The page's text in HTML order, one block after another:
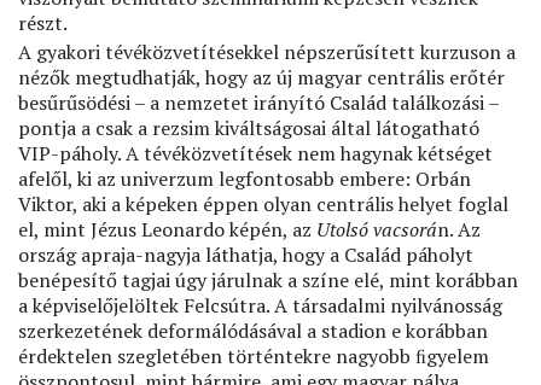
részt.
A gyakori tévéközvetítésekkel népszerűsített kurzuson a
nézők megtudhatják, hogy az új magyar centrális erőtér
besűrűsödési – a nemzetet irányító Család találkozási –
pontja a csak a rezsim kiváltságosai által látogatható
VIP-páholy. A tévéközvetítések nem hagynak kétséget
afelől, ki az univerzum legfontosabb embere: Orbán
Viktor, aki a képeken éppen olyan centrális helyet foglal
el, mint Jézus Leonardo képén, az Utolsó vacsorán. Az
ország apraja-nagyja láthatja, hogy a Család páholyt
benépesítő tagjai úgy járulnak a színe elé, mint korábban
a képviselőjelöltek Felcsútra. A társadalmi nyilvánosság
szerkezetének deformálódásával a stadion e korábban
érdektelen szegletében történtekre nagyobb ﬁgyelem